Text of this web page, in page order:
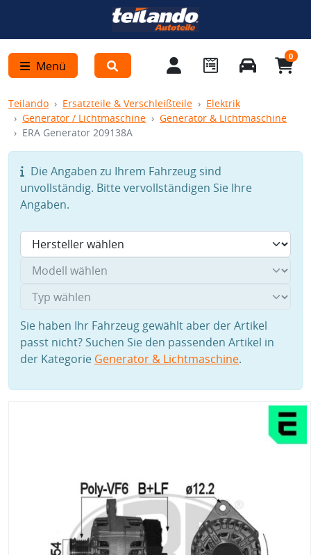
Menü
0
Teilando Ersatzteile & Verschleißteile
Elektrik
Generator / Lichtmaschine
Generator & Lichtmaschine
ERA Generator 209138A
Die Angaben zu Ihrem Fahrzeug sind
unvollständig. Bitte vervollständigen Sie Ihre
Angaben.
Sie haben Ihr Fahrzeug gewählt aber der Artikel
passt nicht? Suchen Sie den passenden Artikel in
der Kategorie Generator & Lichtmaschine.